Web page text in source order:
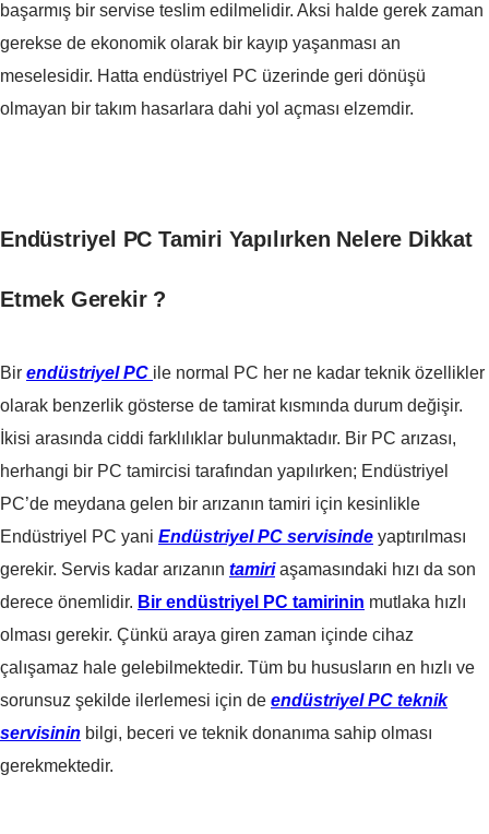
başarmış bir servise teslim edilmelidir. Aksi halde gerek zaman
gerekse de ekonomik olarak bir kayıp yaşanması an
meselesidir. Hatta endüstriyel PC üzerinde geri dönüşü
olmayan bir takım hasarlara dahi yol açması elzemdir.
Endüstriyel PC Tamiri Yapılırken Nelere Dikkat
Etmek Gerekir ?
Bir endüstriyel PC ile normal PC her ne kadar teknik özellikler
olarak benzerlik gösterse de tamirat kısmında durum değişir.
İkisi arasında ciddi farklılıklar bulunmaktadır. Bir PC arızası,
herhangi bir PC tamircisi tarafından yapılırken; Endüstriyel
PC’de meydana gelen bir arızanın tamiri için kesinlikle
Endüstriyel PC yani Endüstriyel PC servisinde yaptırılması
gerekir. Servis kadar arızanın tamiriaşamasındaki hızı da son
derece önemlidir. Bir endüstriyel PC tamirinin mutlaka hızlı
olması gerekir. Çünkü araya giren zaman içinde cihaz
çalışamaz hale gelebilmektedir. Tüm bu hususların en hızlı ve
sorunsuz şekilde ilerlemesi için de endüstriyel PC teknik
servisinin bilgi, beceri ve teknik donanıma sahip olması
gerekmektedir.